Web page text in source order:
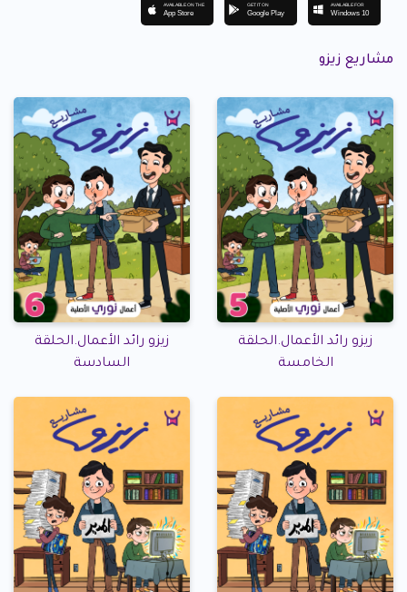
AVAILABLE ON THE
App Store
GET IT ON
Google Play
AVAILABLE FOR
Windows 10
مشاريع زيزو
زيزو رائد الأعمال.الحلقة
الخامسة
زيزو رائد الأعمال.الحلقة
السادسة